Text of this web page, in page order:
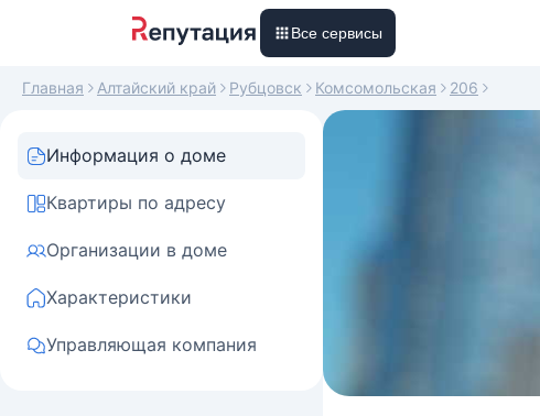
Все сервисы
Главная Алтайский край Рубцовск Комсомольская 206
Информация о доме
Квартиры по адресу
Организации в доме
Характеристики
Управляющая компания